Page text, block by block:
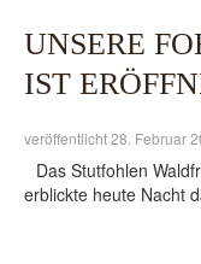
UNSERE
IST
veröffentlicht 28. Februar
Das Stutfohlen
erblickte heute Nacht